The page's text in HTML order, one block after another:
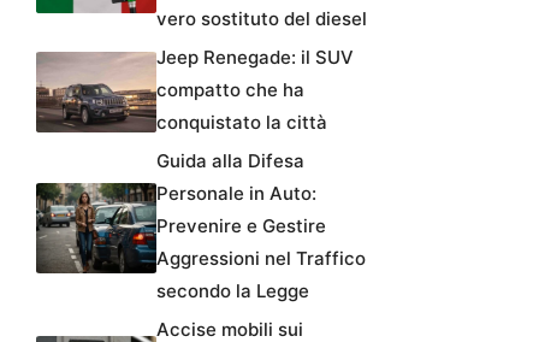
vero sostituto del diesel
Jeep Renegade: il SUV
compatto che ha
conquistato la città
Guida alla Difesa
Personale in Auto:
Prevenire e Gestire
Aggressioni nel Traffico
secondo la Legge
Accise mobili sui